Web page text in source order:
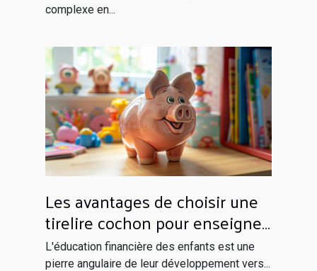
complexe en...
Les avantages de choisir une
tirelire cochon pour enseigner
l'épargne aux enfants
L'éducation financière des enfants est une
pierre angulaire de leur développement vers...